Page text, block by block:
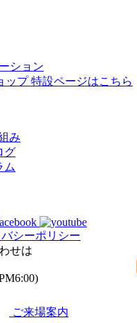
ション
プ 特設ページはこちら
み
グ
ム
シーポリシー
せは
ご来場案内